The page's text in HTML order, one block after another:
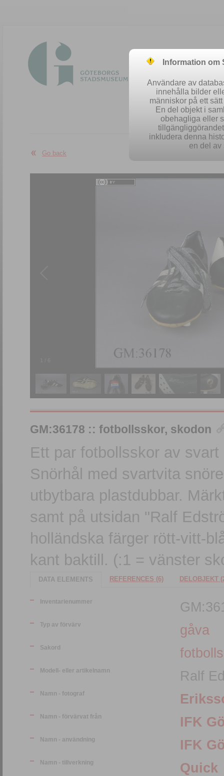
Easy
Go back
GM:36178 :: fotbollsskor, skodon
Ett par fotbollsskor av
Snörhål med svartvita
utbytbara plastdubbar.
samt på utsidan "Ralf
holländska färger rött-vitt-
kant baktill. (:1 = vänster
DATA ELEMENTS REFERENCES (6) DELOBJEKT
Inventarienummer
Typ av förvärv gåva
Sakord
Modell- eller artikelnamn Ralf
Namn - fotograf
Namn - förvärvat från IFK
Namn - användning IFK
Namn - tillverkning Quick
Information
Användare av
innehålla bilder
människor på ett
En del objekt i
obehagliga eller
inkludera denna
en del av